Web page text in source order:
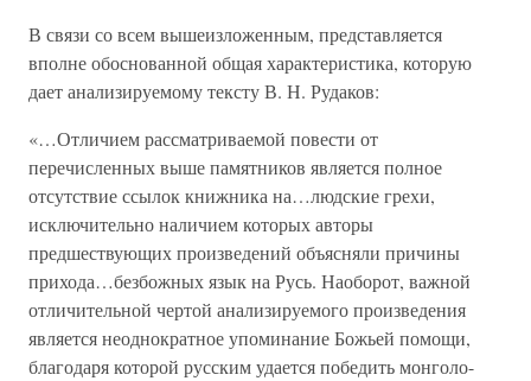
В связи со всем вышеизложенным, представляется
вполне обоснованной общая характеристика, которую
дает анализируемому тексту В. Н. Рудаков:
«…Отличием рассматриваемой повести от
перечисленных выше памятников является полное
отсутствие ссылок книжника на…людские грехи,
исключительно наличием которых авторы
предшествующих произведений объясняли причины
прихода…безбожных язык на Русь. Наоборот, важной
отличительной чертой анализируемого произведения
является неоднократное упоминание Божьей помощи,
благодаря которой русским удается победить монголо-